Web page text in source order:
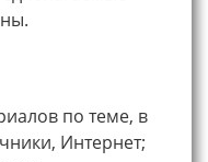
по теме, в
Интернет;